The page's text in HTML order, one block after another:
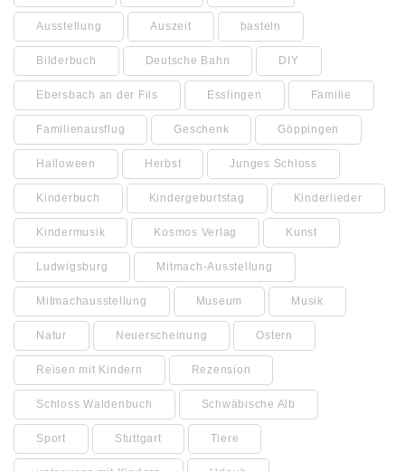
Ausstellung Auszeit basteln
Bilderbuch Deutsche Bahn DIY
Ebersbach an der Fils Esslingen Familie
Familienausflug Geschenk Göppingen
Halloween Herbst Junges Schloss
Kinderbuch Kindergeburtstag Kinderlieder
Kindermusik Kosmos Verlag Kunst
Ludwigsburg Mitmach-Ausstellung
Mitmachausstellung Museum Musik
Natur Neuerscheinung Ostern
Reisen mit Kindern Rezension
Schloss Waldenbuch Schwäbische Alb
Sport Stuttgart Tiere